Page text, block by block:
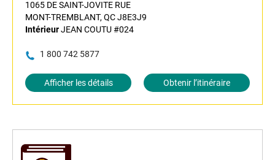
1065 DE SAINT-JOVITE RUE
MONT-TREMBLANT, QC J8E3J9
IntérieurJEAN COUTU #024
1 800 742 5877
Afficher les détails Obtenir l’itinéraire